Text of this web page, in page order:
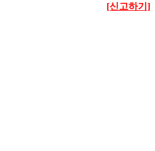
[신고하기]